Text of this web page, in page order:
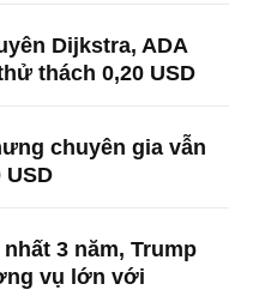
Dijkstra, ADA
thách 0,20 USD
chuyên gia vẫn
3 năm, Trump
vụ lớn với